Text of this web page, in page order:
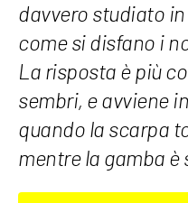
davvero studiato
come si disfano i
La risposta è più
sembri, e avviene
quando la scarpa
mentre la gamba è